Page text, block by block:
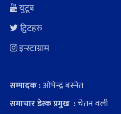
युटूब
ट्विटहरु
इन्स्टाग्राम
सम्पादक :ओपेन्द्र बस्नेत
समाचार डेस्क प्रमुख :चेतन वली